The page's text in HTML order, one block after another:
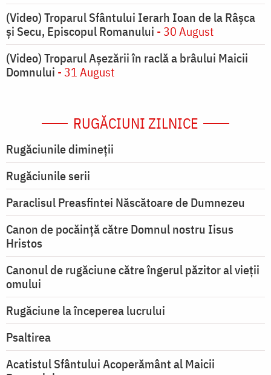
(Video) Troparul Sfântului Ierarh Ioan de la Râșca
și Secu, Episcopul Romanului - 30 August
(Video) Troparul Așezării în raclă a brâului Maicii
Domnului - 31 August
RUGĂCIUNI ZILNICE
Rugăciunile dimineții
Rugăciunile serii
Paraclisul Preasfintei Născătoare de Dumnezeu
Canon de pocăință către Domnul nostru Iisus
Hristos
Canonul de rugăciune către îngerul păzitor al vieții
omului
Rugăciune la începerea lucrului
Psaltirea
Acatistul Sfântului Acoperământ al Maicii